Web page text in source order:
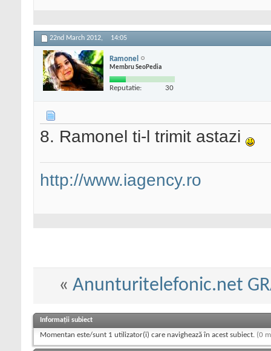
22nd March 2012, 14:05
Ramonel
Membru SeoPedia
Reputatie: 30
8. Ramonel ti-l trimit astazi
http://www.iagency.ro
« Anunturitelefonic.net
Informații subiect
Momentan este/sunt 1 utilizator(i) care navighează în acest subiect. (0